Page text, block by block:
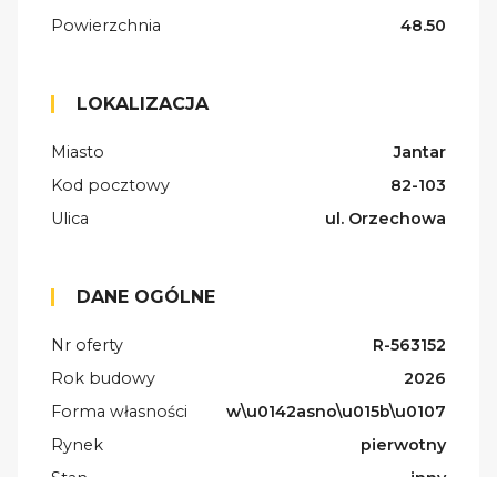
Powierzchnia
48.50
LOKALIZACJA
Miasto
Jantar
Kod pocztowy
82-103
Ulica
ul. Orzechowa
DANE OGÓLNE
Nr oferty
R-563152
Rok budowy
2026
Forma własności
w\u0142asno\u015b\u0107
Rynek
pierwotny